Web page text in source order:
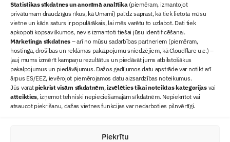
Statistikas sīkdatnes un anonīmā analītika(piemēram, izmantojot
privātumam draudzīgus rīkus, kā Umami) palīdz saprast, kā tiek lietota mūsu
vietne un kāds saturs ir populārākais, lai mēs varētu to uzlabot. Dati tiek
apkopoti kopsavilkumos, nevis izmantoti tiešai jūsu identificēšanai.
Mārketinga sīkdatnes – arī no mūsu sadarbības partneriem (piemēram,
hostinga, drošības un reklāmas pakalpojumu sniedzējiem, kā Cloudflare u.c.) –
ļauj mums izmērīt kampaņu rezultātus un piedāvāt jums atbilstošākus
pakalpojumus un piedāvājumus. Dažos gadījumos datu apstrāde var notikt arī
ārpus ES/EEZ, ievērojot piemērojamos datu aizsardzības noteikumus.
Jūs varatpiekrist visām sīkdatnēm,izvēlēties tikai noteiktas kategorijasvai
atteikties, izņemot tehniski nepieciešamajām sīkdatnēm. Nepiekrītot vai
atsaucot piekrišanu, dažas vietnes funkcijas var nedarboties pilnvērtīgi.
Piekrītu
Sertifikācija
Žurnāls "Būvinženieris"
Būvindustrijas balvas
Par mums
+371 67845910
+371 26461816
lbs@blbs.lv